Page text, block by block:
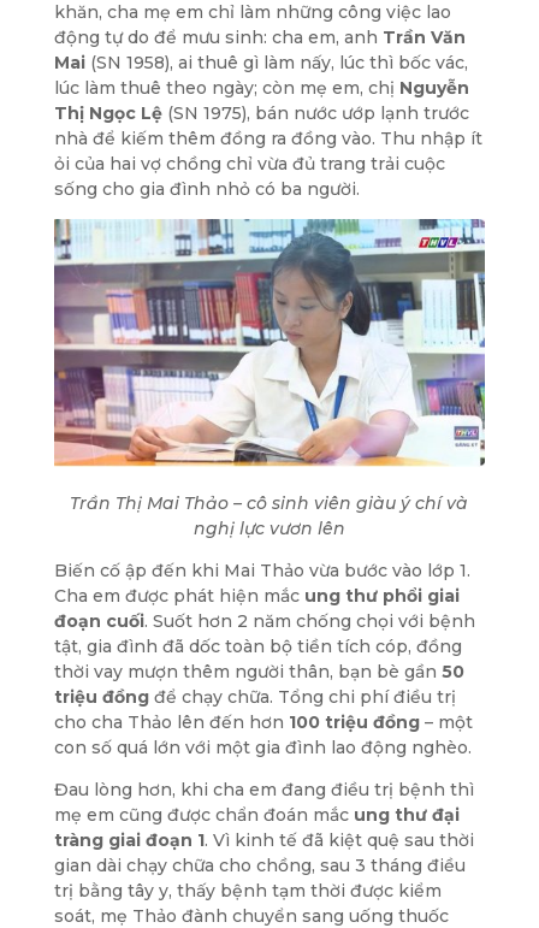
khăn, cha mẹ em chỉ làm những công việc lao
động tự do để mưu sinh: cha em, anh Trần Văn
Mai(SN 1958), ai thuê gì làm nấy, lúc thì bốc vác,
lúc làm thuê theo ngày; còn mẹ em, chị Nguyễn
Thị Ngọc Lệ(SN 1975), bán nước ướp lạnh trước
nhà để kiếm thêm đồng ra đồng vào. Thu nhập ít
ỏi của hai vợ chồng chỉ vừa đủ trang trải cuộc
sống cho gia đình nhỏ có ba người.
Trần Thị Mai Thảo – cô sinh viên giàu ý chí và
nghị lực vươn lên
Biến cố ập đến khi Mai Thảo vừa bước vào lớp 1.
Cha em được phát hiện mắc ung thư phổi giai
đoạn cuối. Suốt hơn 2 năm chống chọi với bệnh
tật, gia đình đã dốc toàn bộ tiền tích cóp, đồng
thời vay mượn thêm người thân, bạn bè gần 50
triệu đồngđể chạy chữa. Tổng chi phí điều trị
cho cha Thảo lên đến hơn 100 triệu đồng– một
con số quá lớn với một gia đình lao động nghèo.
Đau lòng hơn, khi cha em đang điều trị bệnh thì
mẹ em cũng được chẩn đoán mắc ung thư đại
tràng giai đoạn 1. Vì kinh tế đã kiệt quệ sau thời
gian dài chạy chữa cho chồng, sau 3 tháng điều
trị bằng tây y, thấy bệnh tạm thời được kiểm
soát, mẹ Thảo đành chuyển sang uống thuốc